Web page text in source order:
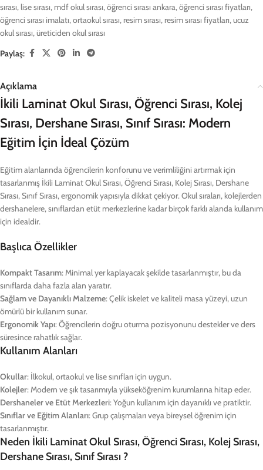
sırası, lise sırası, mdf okul sırası,öğrenci sırası ankara,öğrenci sırası fiyatları,
öğrenci sırası imalatı,ortaokul sırası, resim sırası, resim sırası fiyatları,ucuz
okul sırası,üreticiden okul sırası
Paylaş:
Açıklama
İkili Laminat Okul Sırası, Öğrenci Sırası, Kolej
Sırası, Dershane Sırası, Sınıf Sırası: Modern
Eğitim İçin İdeal Çözüm
Eğitim alanlarında öğrencilerin konforunu ve verimliliğini artırmak için
tasarlanmış İkili Laminat Okul Sırası, Öğrenci Sırası, Kolej Sırası, Dershane
Sırası, Sınıf Sırası, ergonomik yapısıyla dikkat çekiyor. Okul sıraları, kolejlerden
dershanelere, sınıflardan etüt merkezlerine kadar birçok farklı alanda kullanım
için idealdir.
Başlıca Özellikler
Kompakt Tasarım: Minimal yer kaplayacak şekilde tasarlanmıştır, bu da
sınıflarda daha fazla alan yaratır.
Sağlam ve Dayanıklı Malzeme: Çelik iskelet ve kaliteli masa yüzeyi, uzun
ömürlü bir kullanım sunar.
Ergonomik Yapı: Öğrencilerin doğru oturma pozisyonunu destekler ve ders
süresince rahatlık sağlar.
Kullanım Alanları
Okullar: İlkokul, ortaokul ve lise sınıfları için uygun.
Kolejler: Modern ve şık tasarımıyla yükseköğrenim kurumlarına hitap eder.
Dershaneler ve Etüt Merkezleri: Yoğun kullanım için dayanıklı ve pratiktir.
Sınıflar ve Eğitim Alanları: Grup çalışmaları veya bireysel öğrenim için
tasarlanmıştır.
Neden İkili Laminat Okul Sırası, Öğrenci Sırası, Kolej Sırası,
Dershane Sırası, Sınıf Sırası ?